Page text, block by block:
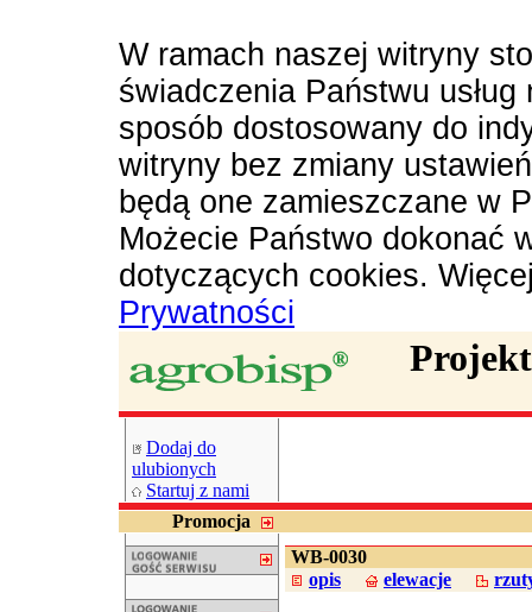
W ramach naszej witryny
świadczenia Państwu
sposób dostosowany do
witryny bez zmiany
będą one zamieszczane w
Możecie Państwo dokonać
dotyczących cookies.
Prywatności
Dodaj do
ulubionych
Startuj z nami
Promocja
WB-0030
opis
elewacje